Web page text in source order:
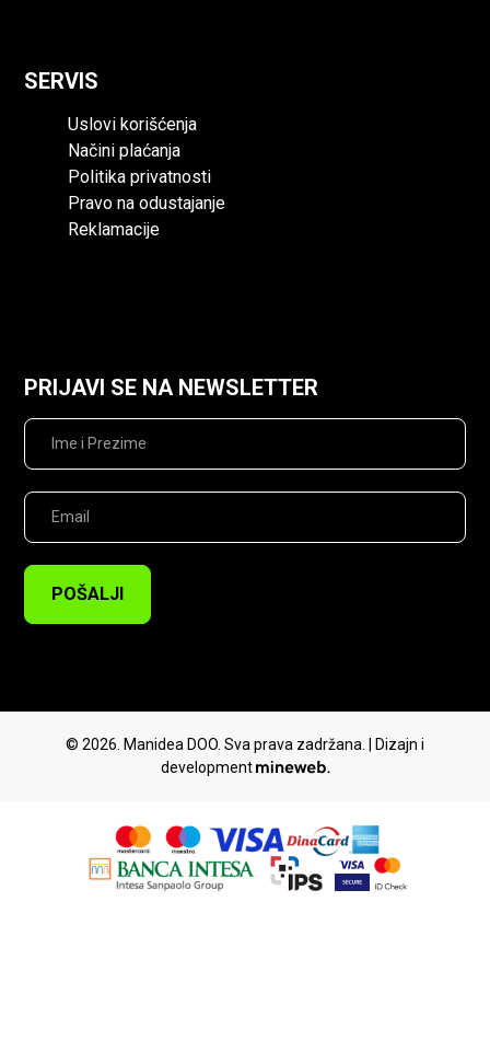
SERVIS
Uslovi korišćenja
Načini plaćanja
Politika privatnosti
Pravo na odustajanje
Reklamacije
PRIJAVI SE NA NEWSLETTER
POŠALJI
© 2026. Manidea DOO. Sva prava zadržana. | Dizajn i
development